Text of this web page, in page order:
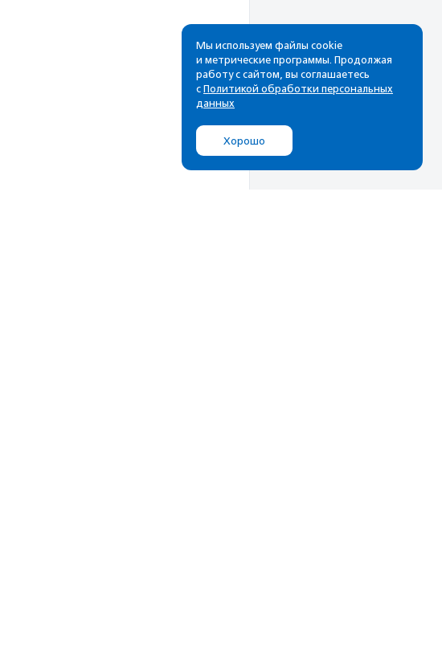
Рассылка
Cамые свежие новости,
почтовом ящике
Мы используем файлы cookie
и метрические программы. Продолжая
работу с сайтом, вы соглашаетесь
с Политикой обработки персональных
данных
Хорошо